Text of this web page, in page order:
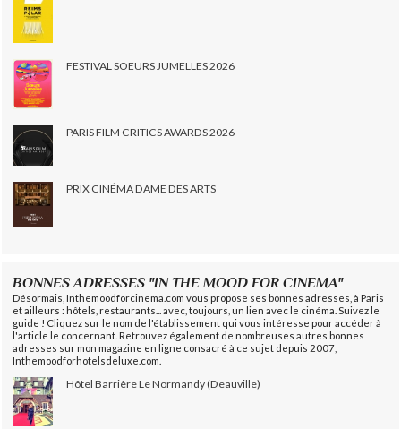
FESTIVAL SOEURS JUMELLES 2026
PARIS FILM CRITICS AWARDS 2026
PRIX CINÉMA DAME DES ARTS
BONNES ADRESSES "IN THE MOOD FOR CINEMA"
Désormais, Inthemoodforcinema.com vous propose ses bonnes adresses, à Paris
et ailleurs : hôtels, restaurants... avec, toujours, un lien avec le cinéma. Suivez le
guide ! Cliquez sur le nom de l'établissement qui vous intéresse pour accéder à
l'article le concernant. Retrouvez également de nombreuses autres bonnes
adresses sur mon magazine en ligne consacré à ce sujet depuis 2007,
Inthemoodforhotelsdeluxe.com.
Hôtel Barrière Le Normandy (Deauville)